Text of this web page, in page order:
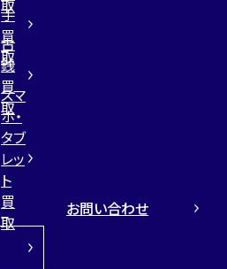
取
手
買
取
古
銭
買
取
スマ
ホ・
タブ
レッ
ト
買
取
お問い合わせ